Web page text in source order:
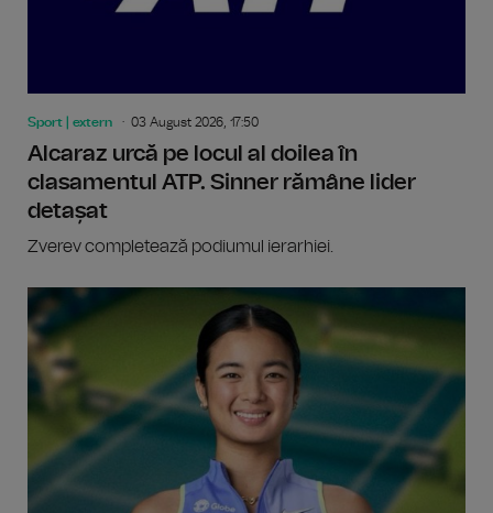
Sport | extern 03 August 2026, 17:50
Alcaraz urcă pe locul al doilea în
clasamentul ATP. Sinner rămâne lider
detașat
Zverev completează podiumul ierarhiei.